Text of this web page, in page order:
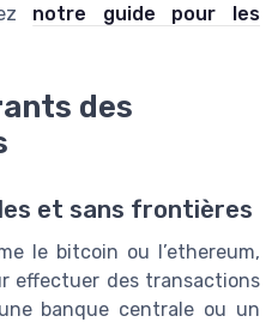
notre guide pour les
des
et sans frontières
le bitcoin ou l’ethereum,
effectuer des transactions
banque centrale ou un